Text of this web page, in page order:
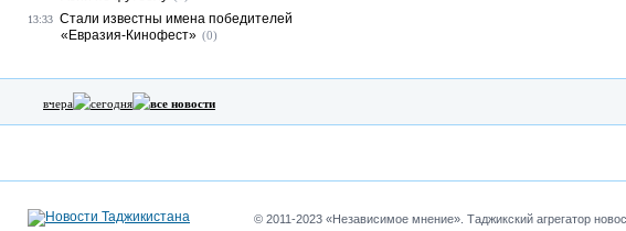
13:33 Стали известны имена победителей
«Евразия-Кинофест» (0)
вчера сегодня все новости
© 2011-2023 «Независимое мнение». Таджикский агрегатор